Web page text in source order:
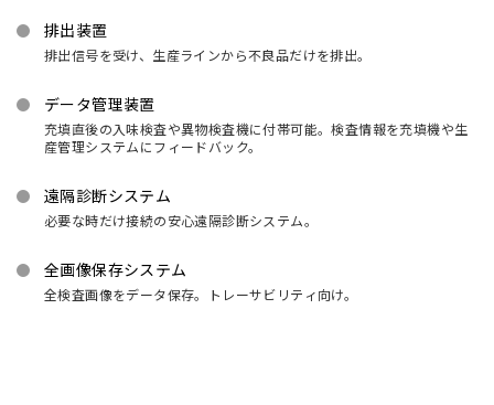
排出装置
排出信号を受け、生産ラインから不良品だけを排出。
データ管理装置
充填直後の入味検査や異物検査機に付帯可能。検査情報を充填機や生
産管理システムにフィードバック。
遠隔診断システム
必要な時だけ接続の安心遠隔診断システム。
全画像保存システム
全検査画像をデータ保存。トレーサビリティ向け。